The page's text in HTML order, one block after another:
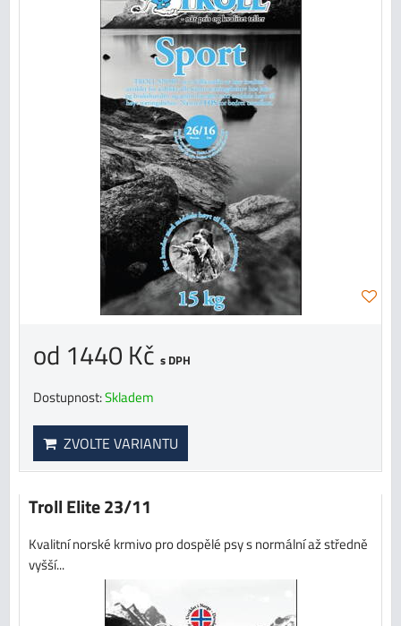
od 1440 Kč s DPH
Dostupnost:Skladem
ZVOLTE VARIANTU
Troll Elite 23/11
Kvalitní norské krmivo pro dospělé psy s normální až středně
vyšší...